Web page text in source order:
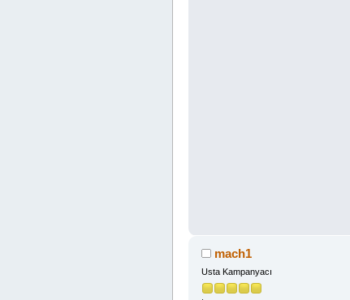
mach1
Usta Kampanyacı